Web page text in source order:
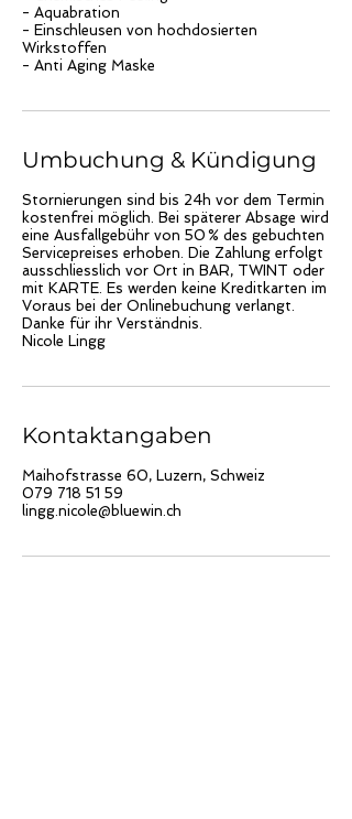
- Aquabration
- Einschleusen von hochdosierten
Wirkstoffen
- Anti Aging Maske
Umbuchung & Kündigung
Stornierungen sind bis 24h vor dem Termin
kostenfrei möglich. Bei späterer Absage wird
eine Ausfallgebühr von 50 % des gebuchten
Servicepreises erhoben. Die Zahlung erfolgt
ausschliesslich vor Ort in BAR, TWINT oder
mit KARTE. Es werden keine Kreditkarten im
Voraus bei der Onlinebuchung verlangt.
Danke für ihr Verständnis.
Kontaktangaben
Maihofstrasse 60, Luzern, Schweiz
079 718 51 59
lingg.nicole@bluewin.ch